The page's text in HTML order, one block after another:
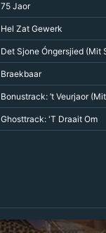
75 Jaor
Hel Zat Gewerk
Det Sjone Óngersjied (Mit
Braekbaar
Bonustrack: ’t Veurjaor
Ghosttrack: 'T Draait Om